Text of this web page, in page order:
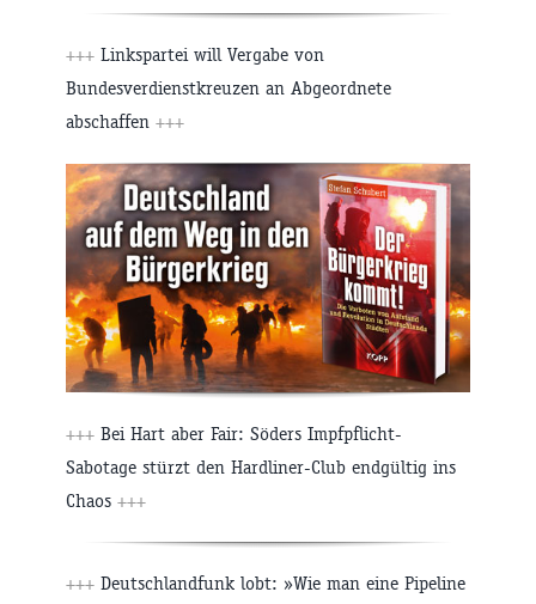
+++ Linkspartei will Vergabe von
Bundesverdienstkreuzen an Abgeordnete
abschaffen +++
+++ Bei Hart aber Fair: Söders Impfpflicht-
Sabotage stürzt den Hardliner-Club endgültig ins
Chaos +++
+++ Deutschlandfunk lobt: »Wie man eine Pipeline